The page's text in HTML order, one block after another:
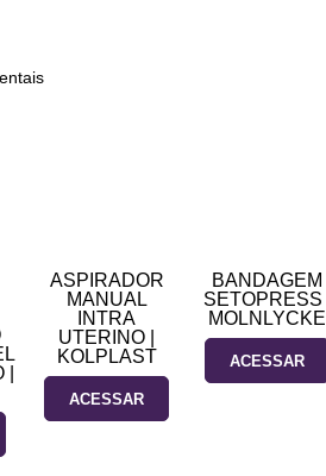
ASPIRADOR
MANUAL
INTRA
UTERINO |
KOLPLAST
ACESSAR
BANDAGEM
SETOPRESS |
MOLNLYCKE
ACESSAR